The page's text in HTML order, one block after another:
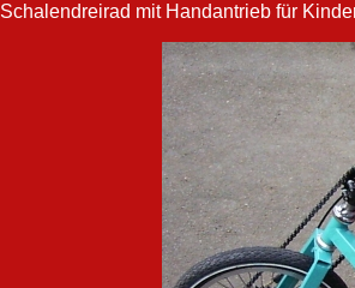
Schalendreirad mit Handantrieb für